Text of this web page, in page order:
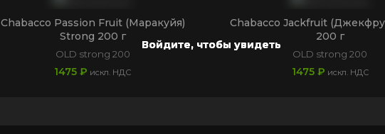
Войдите, чтобы увидеть
Войдите, чтобы увидеть
Chabacco Passion Fruit (Маракуйя)
Strong 200 г
OLD strong 200
1475₽ искл. НДС
Войдите, чтобы увидеть
Chabacco Jackfruit
200 г
OLD strong 200
1475 ₽ искл. НДС
Войдите, чтобы увидеть